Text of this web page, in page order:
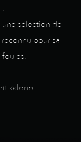
sélection de
pour sa
foules.